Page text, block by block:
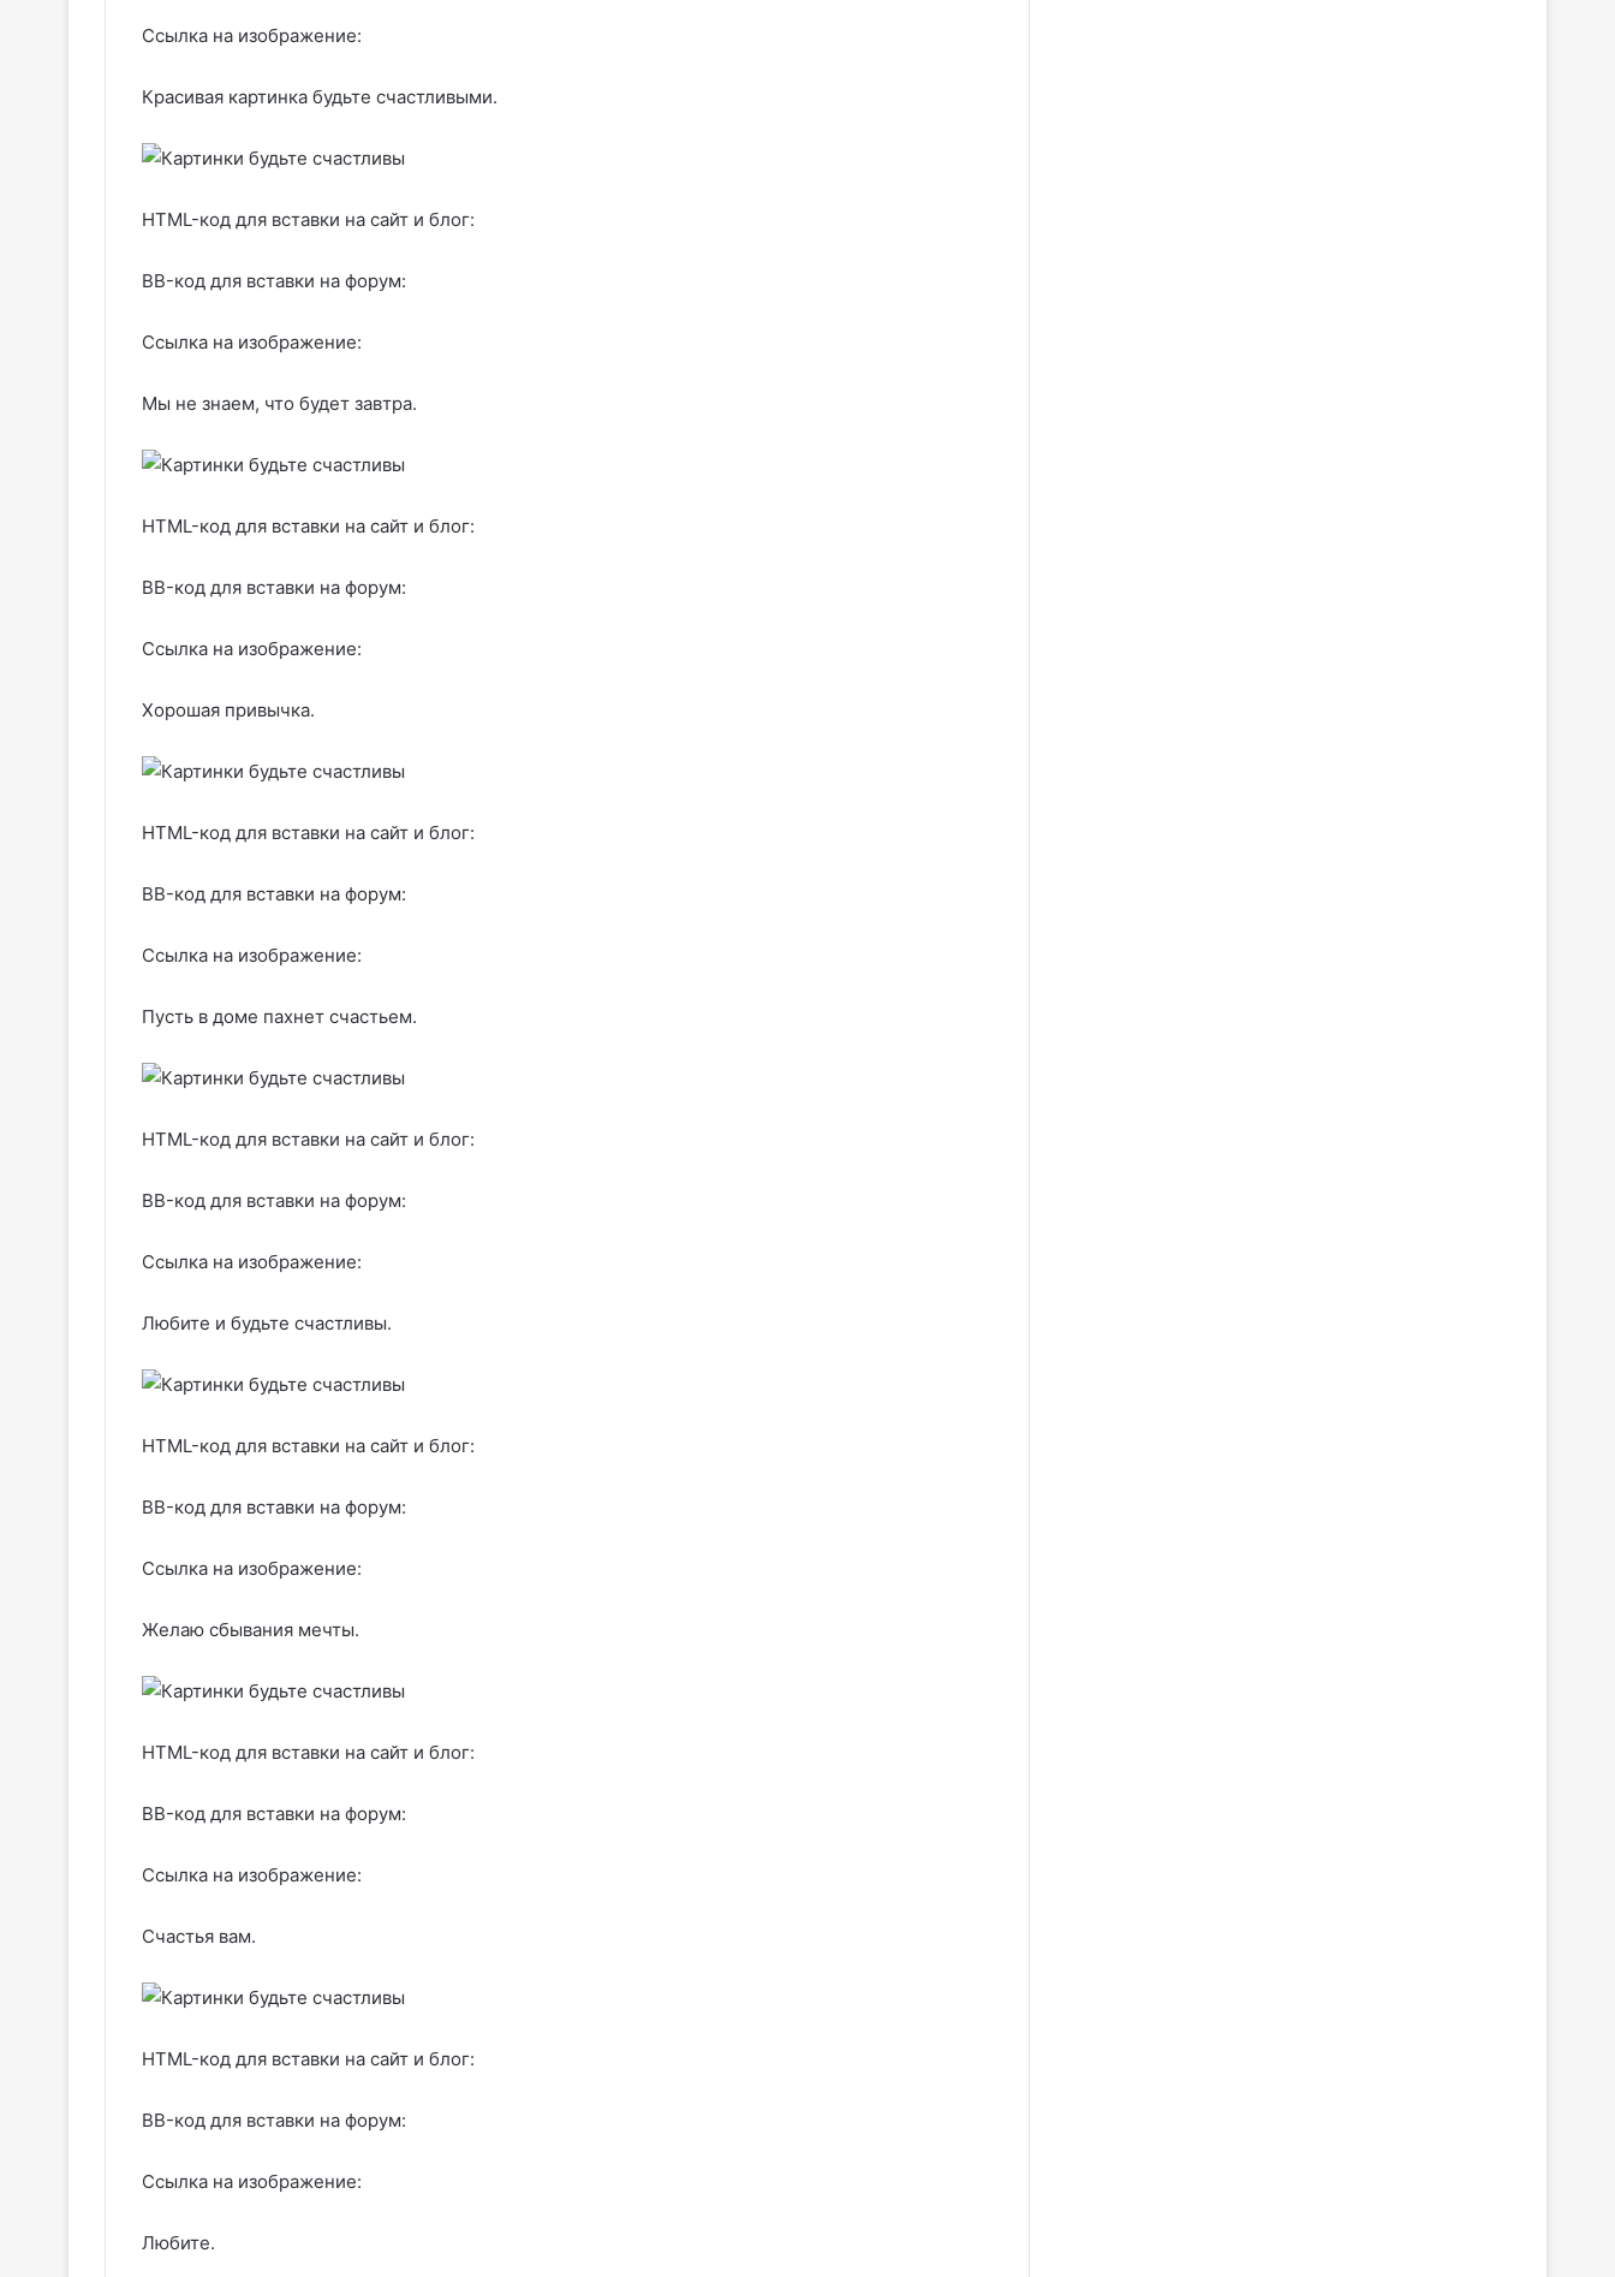
Ссылка на изображение:
Красивая картинка будьте счастливыми.
HTML-код для вставки на сайт и блог:
BB-код для вставки на форум:
Ссылка на изображение:
Мы не знаем, что будет завтра.
HTML-код для вставки на сайт и блог:
BB-код для вставки на форум:
Ссылка на изображение:
Хорошая привычка.
HTML-код для вставки на сайт и блог:
BB-код для вставки на форум:
Ссылка на изображение:
Пусть в доме пахнет счастьем.
HTML-код для вставки на сайт и блог:
BB-код для вставки на форум:
Ссылка на изображение:
Любите и будьте счастливы.
HTML-код для вставки на сайт и блог:
BB-код для вставки на форум:
Ссылка на изображение:
Желаю сбывания мечты.
HTML-код для вставки на сайт и блог:
BB-код для вставки на форум:
Ссылка на изображение:
Счастья вам.
HTML-код для вставки на сайт и блог:
BB-код для вставки на форум:
Ссылка на изображение:
Любите.